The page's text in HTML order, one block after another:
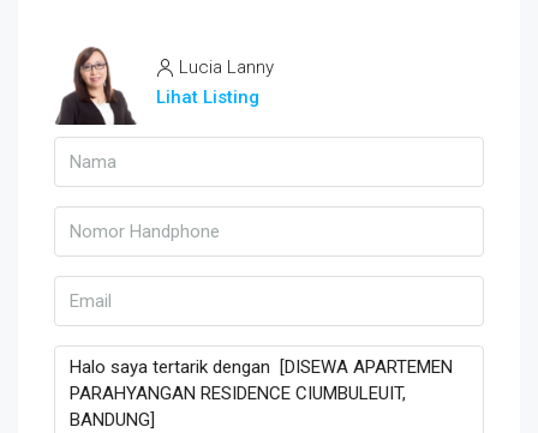
Lucia Lanny
Lihat Listing